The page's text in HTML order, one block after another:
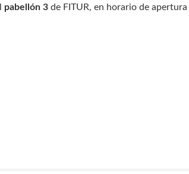
pabellón 3 de FITUR, en horario de